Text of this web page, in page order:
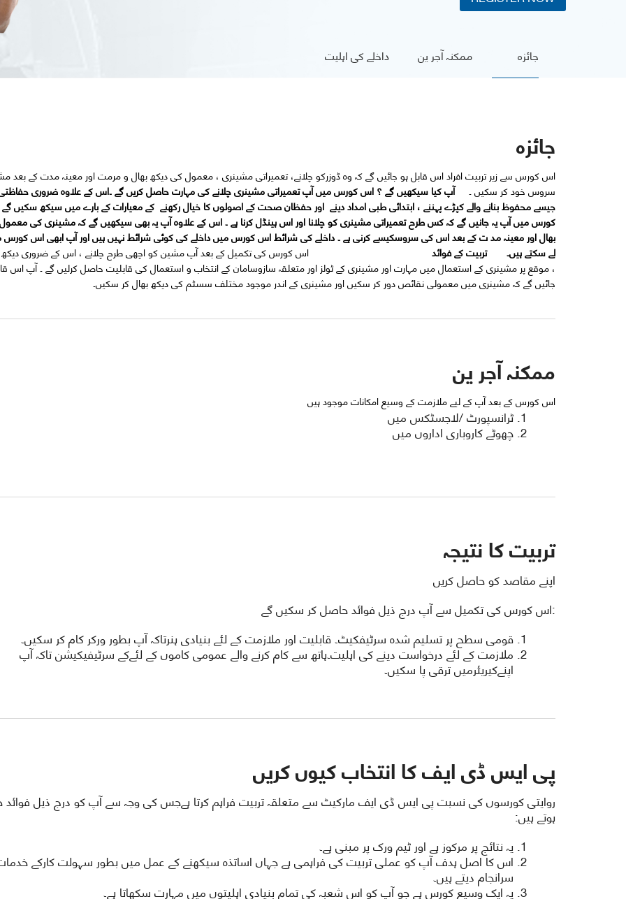
جائزہ ممکنہ آجر ین داخلے کی اہلیت
جائزہ
اس کورس سے زیر تربیت افراد اس قابل ہو جائیں گے کہ وہ ڈوزرکو چلانے، تعمیراتی مشینری ، معمول کی دیکھ بھال و مرمت اور معینہ مدت کے بعد
سروس خود کر سکیں ۔آپ کیا سیکھیں گے ؟ اس کورس میں آپ تعمیراتی مشینری چلانے کی مہارت حاصل کریں گے ۔اس کے علاوہ ضروری
جیسے محفوظ بنانے والے کپڑے پہننے ، ابتدائی طبی امداد دینے اور حفظان صحت کے اصولوں کا خیال رکھنے کے معیارات کے بارے میں سیکھ سکیں
کورس میں آپ یہ جانیں گے کہ کس طرح تعمیراتی مشینری کو چلانا اور اس ہینڈل کرنا ہے ۔ اس کے علاوہ آپ یہ بھی سیکھیں گے کہ مشینری کی
بھال اور معینہ مد ت کے بعد اس کی سروسکیسے کرنی ہے ۔داخلے کی شرائطاس کورس میں داخلے کی کوئی شرائط نہیں ہیں اور آپ ابھی اس کورس
لے سکتے ہیں۔
تربیت کے فوائد اس کورس کی تکمیل کے بعد آپ مشین کو اچھی طرح چلانے ، اس کے ضروری دیکھ
، موقع پر مشینری کے استعمال میں مہارت اور مشینری کے ٹولز اور متعلقہ سازوسامان کے انتخاب و استعمال کی قابلیت حاصل کرلیں گے ۔ آپ اس
جائیں گے کہ مشینری میں معمولی نقائص دور کر سکیں اور مشینری کے اندر موجود مختلف سسٹم کی دیکھ بھال کر سکیں۔
ممکنہ آجر ین
اس کورس کے بعد آپ کے لیے ملازمت کے وسیع امکانات موجود ہیں
ٹرانسپورٹ /لاجسٹکس میں
چھوٹے کاروباری اداروں میں
تربیت کا نتیجہ
اپنے مقاصد کو حاصل کریں
:اس کورس کی تکمیل سے آپ درج ذیل فوائد حاصل کر سکیں گے
قومی سطح پر تسلیم شدہ سرٹیفکیٹ۔ قابلیت اور ملازمت کے لئے بنیادی ہنرتاکہ آپ بطور ورکر کام کر سکیں۔
ملازمت کے لئے درخواست دینے کی اہلیت۔ہاتھ سے کام کرنے والے عمومی کاموں کے لئےکے سرٹیفیکیشن تاکہ آپ
اپنےکیریئرمیں ترقی پا سکیں۔
پی ایس ڈی ایف کا انتخاب کیوں کریں
روایتی کورسوں کی نسبت پی ایس ڈی ایف مارکیٹ سے متعلقہ تربیت فراہم کرتا ہےجس کی وجہ سے آپ کو درج ذیل
ہوتے ہیں:
یہ نتائج پر مرکوز ہے اور ٹیم ورک پر مبنی ہے۔
اس کا اصل ہدف آپ کو عملی تربیت کی فراہمی ہے جہاں اساتذہ سیکھنے کے عمل میں بطور سہولت کارکے
سرانجام دیتے ہیں۔
یہ ایک وسیع کورس ہے جو آپ کو اس شعبہ کی تمام بنیادی اہلیتوں میں مہارت سکھاتا ہے۔